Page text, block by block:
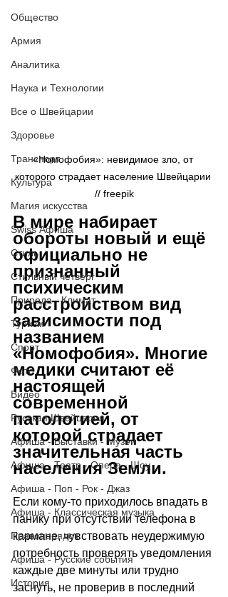
Общество
Армия
Аналитика
Наука и Технологии
Все о Швейцарии
Здоровье
Транспорт
Культура
Магия искусства
Swiss Афиша
Стиль
Стильный четверг
Природа - Климат
Туризм
Спорт
Фото
Видео
Русская Швейцария
Афиша - Выставки - Музеи
Афиша - Театр - Опера - Шоу
Афиша - Поп - Рок - Джаз
Афиша - Классическая музыка
Правопорядок
Афиша - Русские события
История
«Номофобия»: невидимое зло, от
которого страдает население Швейцарии
// freepik
В мире набирает
обороты новый и ещё
официально не
признанный
психическим
расстройством вид
зависимости под
названием
«Номофобия». Многие
медики считают её
настоящей
современной
патологией, от
которой страдает
значительная часть
населения Земли.
Если кому-то приходилось впадать в
панику при отсутствии телефона в
кармане, чувствовать неудержимую
потребность проверять уведомления
каждые две минуты или трудно
заснуть, не проверив в последний